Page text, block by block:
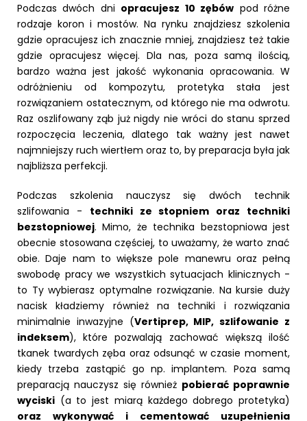
Podczas dwóch dni opracujesz 10 zębów pod różne
rodzaje koron i mostów. Na rynku znajdziesz szkolenia
gdzie opracujesz ich znacznie mniej, znajdziesz też takie
gdzie opracujesz więcej. Dla nas, poza samą ilością,
bardzo ważna jest jakość wykonania opracowania. W
odróżnieniu od kompozytu, protetyka stała jest
rozwiązaniem ostatecznym, od którego nie ma odwrotu.
Raz oszlifowany ząb już nigdy nie wróci do stanu sprzed
rozpoczęcia leczenia, dlatego tak ważny jest nawet
najmniejszy ruch wiertłem oraz to, by preparacja była jak
najbliższa perfekcji.
Podczas szkolenia nauczysz się dwóch technik
szlifowania - techniki ze stopniem oraz techniki
bezstopniowej. Mimo, że technika bezstopniowa jest
obecnie stosowana częściej, to uważamy, że warto znać
obie. Daje nam to większe pole manewru oraz pełną
swobodę pracy we wszystkich sytuacjach klinicznych -
to Ty wybierasz optymalne rozwiązanie. Na kursie duży
nacisk kładziemy również na techniki i rozwiązania
minimalnie inwazyjne (Vertiprep, MIP, szlifowanie z
indeksem), które pozwalają zachować większą ilość
tkanek twardych zęba oraz odsunąć w czasie moment,
kiedy trzeba zastąpić go np. implantem. Poza samą
preparacją nauczysz się również pobierać poprawnie
wyciski (a to jest miarą każdego dobrego protetyka)
oraz wykonywać i cementować uzupełnienia